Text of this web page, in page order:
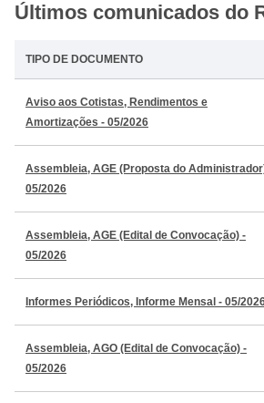
Últimos comunicados do
TIPO DE DOCUMENTO
Aviso aos Cotistas, Rendimentos e
Amortizações - 05/2026
Assembleia, AGE (Proposta do
05/2026
Assembleia, AGE (Edital de Convocação) -
05/2026
Informes Periódicos, Informe Mensal - 05/
Assembleia, AGO (Edital de Convocação) -
05/2026